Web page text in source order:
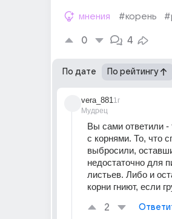
мнения #корень
0 4
По дате По рейтингу
vera_881
Мудрец
1г
Вы сами ответили -
с корнями. То, что
выбросили,
недостаточно для
листьев. Либо и
корни гниют, если
2